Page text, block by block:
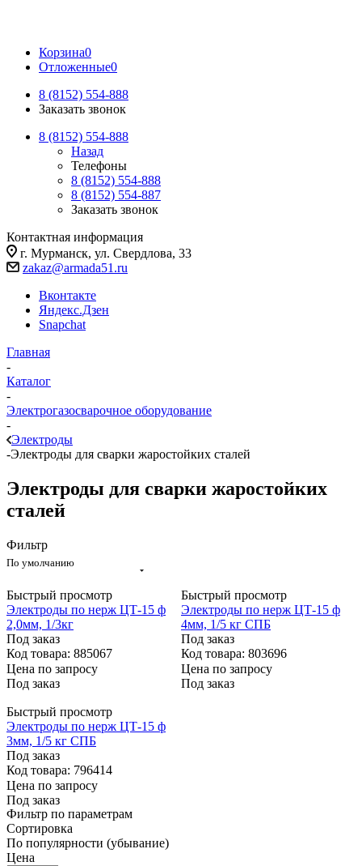
Корзина0
Отложенные0
8 (8152) 554-888
Заказать звонок
8 (8152) 554-888
Назад
Телефоны
8 (8152) 554-888
8 (8152) 554-887
Заказать звонок
Контактная информация
г. Мурманск, ул. Свердлова, 33
zakaz@armada51.ru
Вконтакте
Яндекс.Дзен
Snapchat
Главная
-
Каталог
-
Электрогазосварочное оборудование
-
Электроды
-Электроды для сварки жаростойких сталей
Электроды для сварки жаростойких
сталей
Фильтр
По умолчанию
Быстрый просмотр
Электроды по нерж ЦТ-15 ф
2,0мм, 1/3кг
Под заказ
Код товара: 885067
Цена по запросу
Под заказ
Быстрый просмотр
Электроды по нерж ЦТ-15 ф
4мм, 1/5 кг СПБ
Под заказ
Код товара: 803696
Цена по запросу
Под заказ
Быстрый просмотр
Электроды по нерж ЦТ-15 ф
3мм, 1/5 кг СПБ
Под заказ
Код товара: 796414
Цена по запросу
Под заказ
Фильтр по параметрам
Сортировка
По популярности (убывание)
Цена